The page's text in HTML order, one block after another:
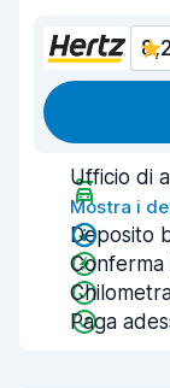
8,2
Ufficio di
Mostra i
Deposito
Conferma
Paga